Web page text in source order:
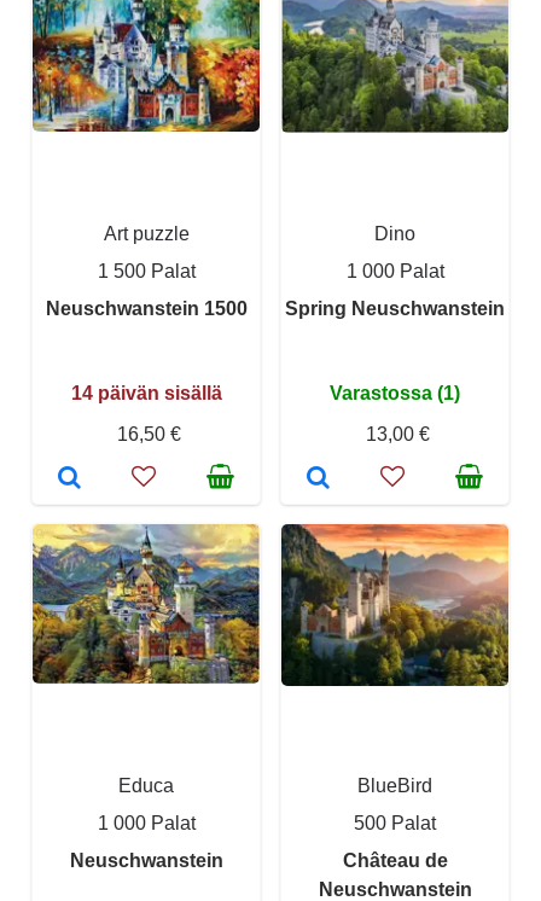
Art puzzle
1 500 Palat
Neuschwanstein 1500
14 päivän sisällä
16,50 €
Dino
1 000 Palat
Spring Neuschwanstein
Varastossa (1)
13,00 €
Educa
1 000 Palat
Neuschwanstein
BlueBird
500 Palat
Château de
Neuschwanstein